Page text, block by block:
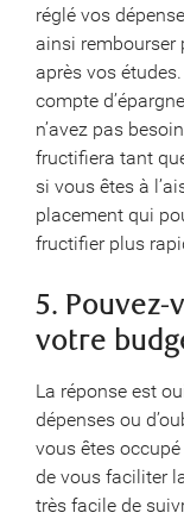
réglé vos
ainsi rembourser
après vos
compte
n’avez pas
fructifiera tant
si vous êtes à
placement qui
fructifier plus
5.
votre
La réponse est
dépenses ou
vous êtes
de vous faciliter
très facile de